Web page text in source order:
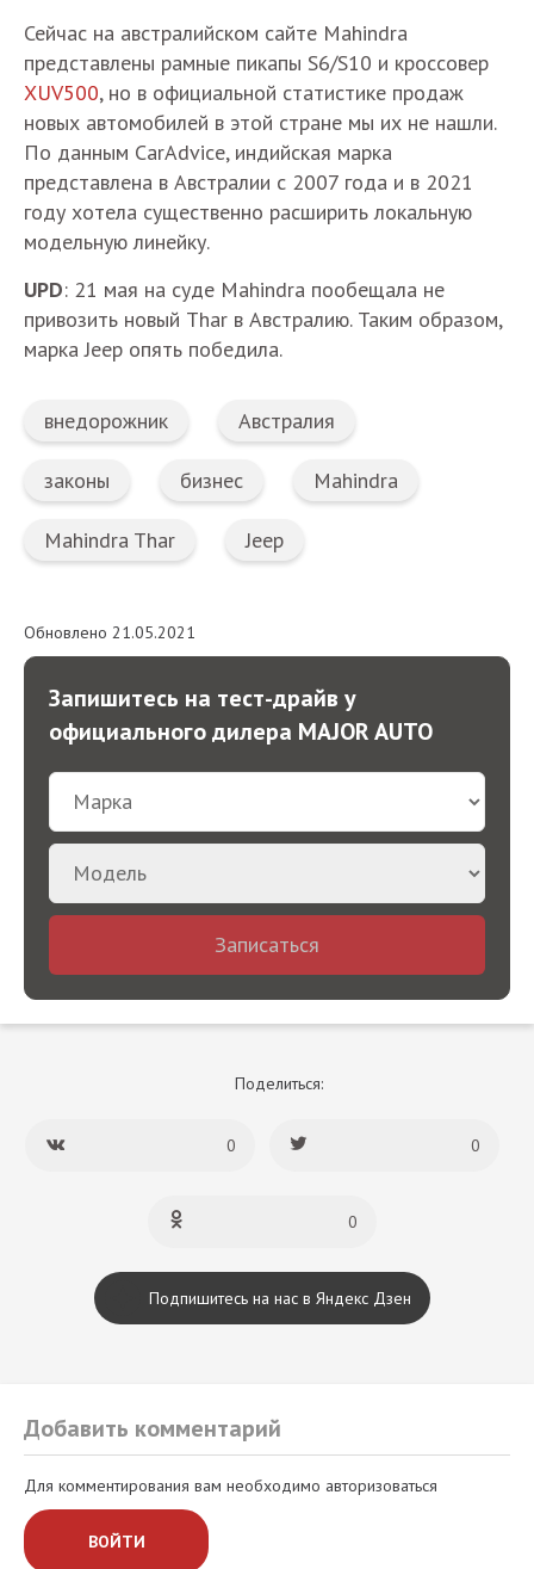
Сейчас на австралийском сайте Mahindra
представлены рамные пикапы S6/S10 и кроссовер
XUV500, но в официальной статистике продаж
новых автомобилей в этой стране мы их не нашли.
По данным CarAdvice, индийская марка
представлена в Австралии с 2007 года и в 2021
году хотела существенно расширить локальную
модельную линейку.
UPD: 21 мая на суде Mahindra пообещала не
привозить новый Thar в Австралию. Таким образом,
марка Jeep опять победила.
внедорожник Австралия
законы бизнес Mahindra
Mahindra Thar Jeep
Обновлено 21.05.2021
Запишитесь на тест-драйв у
официального дилера MAJOR AUTO
Записаться
Поделиться:
0 0
0
Подпишитесь на нас в Яндекс Дзен
Добавить комментарий
Для комментирования вам необходимо авторизоваться
ВОЙТИ